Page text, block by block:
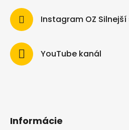
Instagram OZ
YouTube kanál
Informácie